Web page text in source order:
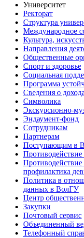
Университет
Ректорат
Структура
Международное
Культура,
Направления
Общественные
Спорт и здоровье
Социальная
Программа
Сведения о
Символика
Экскурсионно-
Эндаумент-фонд
Сотрудникам
Партнерам
Поступающим в
Противодействие
профилактика
Политика в
данных в ВолГУ
Центр
Закупки
Почтовый сервис
Объединенный
Телефонный